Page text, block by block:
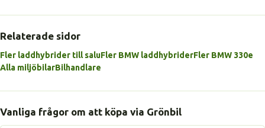
Relaterade sidor
Fler laddhybrider till saluFler BMW laddhybriderFler BMW 330e
Alla miljöbilarBilhandlare
Vanliga frågor om att köpa via Grönbil